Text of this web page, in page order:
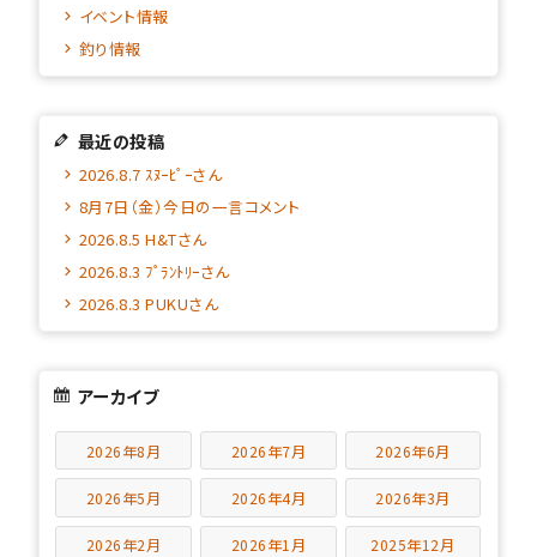
イベント情報
釣り情報
最近の投稿
2026.8.7 ｽﾇｰﾋﾟｰさん
8月7日（金）今日の一言コメント
2026.8.5 H&Tさん
2026.8.3 ﾌﾟﾗﾝﾄﾘｰさん
2026.8.3 PUKUさん
アーカイブ
2026年8月 2026年7月 2026年6月
2026年5月 2026年4月 2026年3月
2026年2月 2026年1月 2025年12月